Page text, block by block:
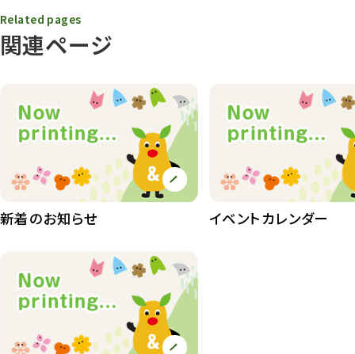
動物園
動物園その他 117
植物園 510
植物たち 407
植物園長の庭
桜情報
紅葉情報
ズーボ
関連ページ
Related pages
新着のお知らせ イベントカレンダー